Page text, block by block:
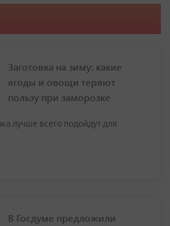
Заготовка на зиму: какие
ягоды и овощи теряют
пользу при заморозке
лучше всего подойдут для
В Госдуме предложили